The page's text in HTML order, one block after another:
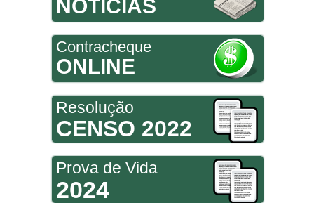
NOTÍCIAS
Contracheque
ONLINE
Resolução
CENSO 2022
Prova de Vida
2024